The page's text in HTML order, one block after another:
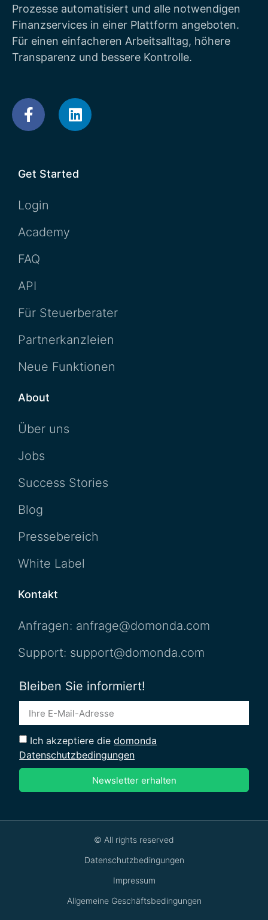
Prozesse automatisiert und alle notwendigen
Finanzservices in einer Plattform angeboten.
Für einen einfacheren Arbeitsalltag, höhere
Transparenz und bessere Kontrolle.
Get Started
Login
Academy
FAQ
API
Für Steuerberater
Partnerkanzleien
Neue Funktionen
About
Über uns
Jobs
Success Stories
Blog
Pressebereich
White Label
Kontakt
Anfragen: anfrage@domonda.com
Support: support@domonda.com
Bleiben Sie informiert!
Ich akzeptiere diedomonda
Datenschutzbedingungen
Newsletter erhalten
© All rights reserved
Datenschutzbedingungen
Impressum
Allgemeine Geschäftsbedingungen